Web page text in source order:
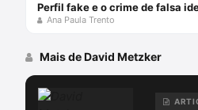
Perfil fake e o crime de falsa
Ana Paula Trento
Mais de David Metzker